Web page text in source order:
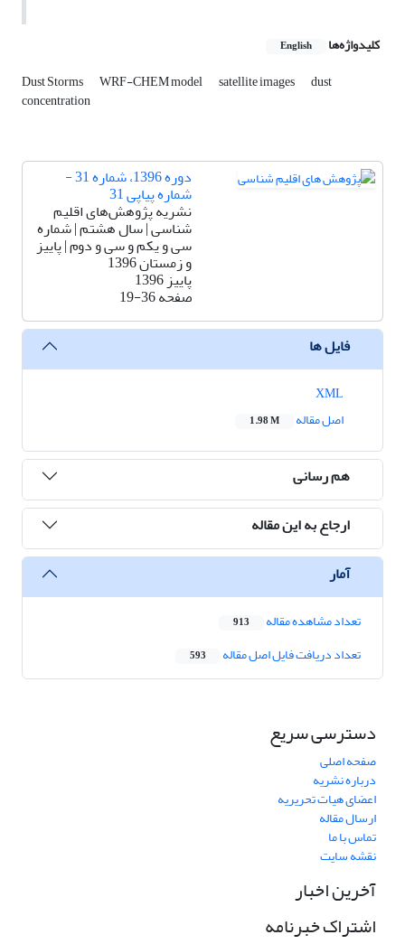
کلیدواژه‌ها English
Dust Storms WRF-CHEM model satellite images dust
concentration
دوره 1396، شماره 31 -
شماره پیاپی 31
نشریه پژوهش‌های اقلیم
شناسی | سال هشتم | شماره
سی و یکم و سی و دوم | پاییز
و زمستان 1396
پاییز 1396
صفحه19-36
فایل ها
اصل مقاله
1.98 M
هم رسانی
ارجاع به این مقاله
آمار
تعداد مشاهده مقاله 913
تعداد دریافت فایل اصل مقاله 593
دسترسی سریع
صفحه اصلی
درباره نشریه
اعضای هیات تحریریه
ارسال مقاله
تماس با ما
نقشه سایت
آخرین اخبار
اشتراک خبرنامه